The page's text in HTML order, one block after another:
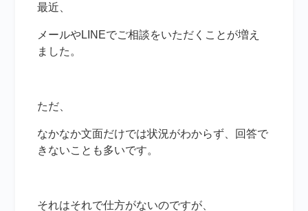
最近、
メールやLINEでご相談をいただくことが増え
ました。
ただ、
なかなか文面だけでは状況がわからず、回答で
きないことも多いです。
それはそれで仕方がないのですが、